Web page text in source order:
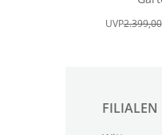
FILIALEN